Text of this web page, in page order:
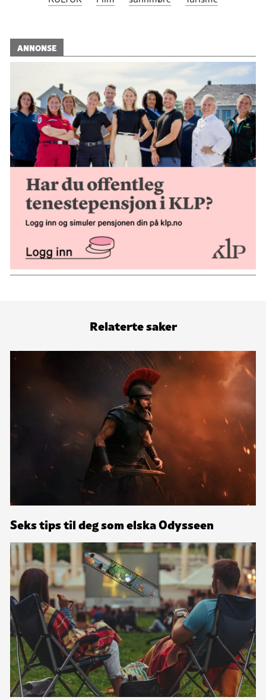
ANNONSE
Relaterte saker
Seks tips til deg som elska Odysseen